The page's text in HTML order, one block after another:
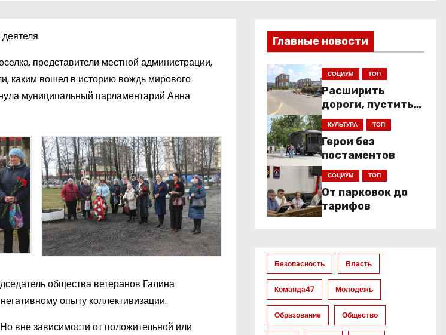
представители местной администрации,
каким вошел в историю вождь мирового
муниципальный парламентарий Анна
общества ветеранов Галина
опыту коллективизации.
вне зависимости от положительной или
Главные новости
СОЦИУМ ТОП
Расширить
дороги, пустить
низкопольники
КУЛЬТУРА ТОП
Герои без
постаментов
СОЦИУМ ТОП
От парковок до
тарифов
Безопасность Власть
Команда47 Молодёжь
Образование Общество